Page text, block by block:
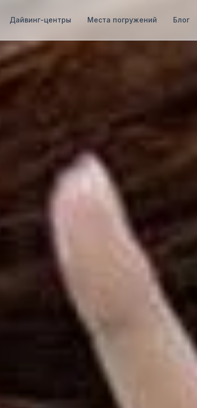
Дайвинг-центры Места погружений Блог